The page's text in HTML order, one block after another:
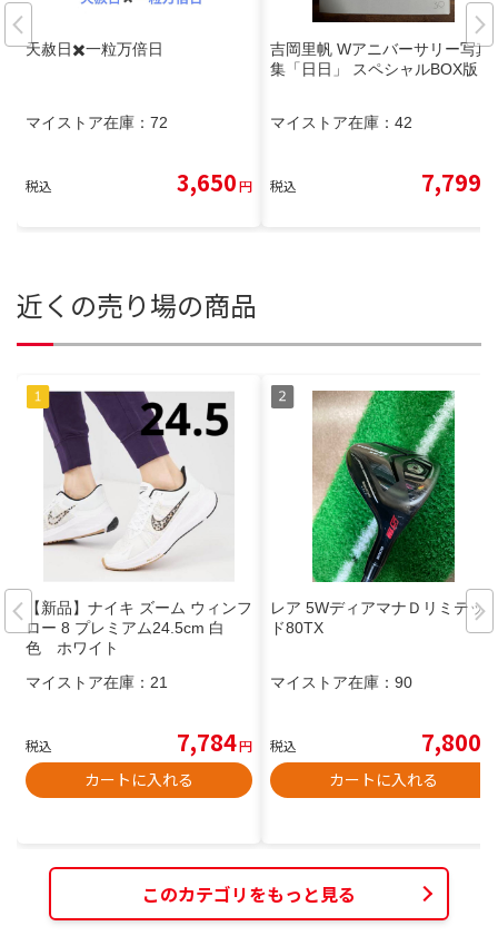
天赦日✖️一粒万倍日
マイストア在庫： 72
税込 3,650円
吉岡里帆 Wアニバーサリー写真
集「日日」 スペシャルBOX版
マイストア在庫： 42
税込 7,799
近くの売り場の商品
【新品】ナイキ ズーム ウィンフ
ロー 8 プレミアム24.5cm 白
色 ホワイト
マイストア在庫： 21
税込 7,784円
カートに入れる
レア 5WディアマナＤリミテッ
ド80TX
マイストア在庫： 90
税込 7,800
カートに入れる
このカテゴリをもっと見る